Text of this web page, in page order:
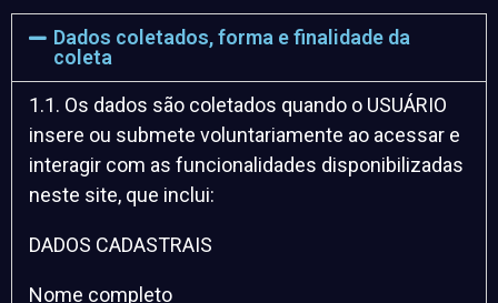
Dados coletados, forma e finalidade da
coleta
1.1. Os dados são coletados quando o USUÁRIO
insere ou submete voluntariamente ao acessar e
interagir com as funcionalidades disponibilizadas
neste site, que inclui:
DADOS CADASTRAIS
Nome completo